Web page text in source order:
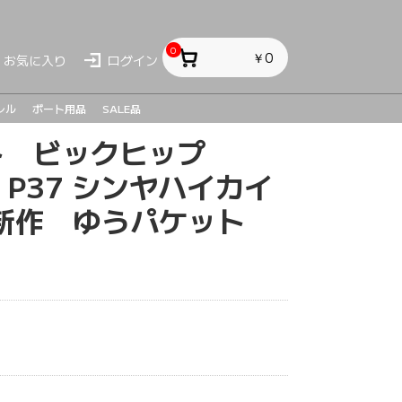
お気に入り ログイン
0 ￥0
ル ボート用品 SALE品
ビックヒップ
シンヤハイカイ
ゆうパケット